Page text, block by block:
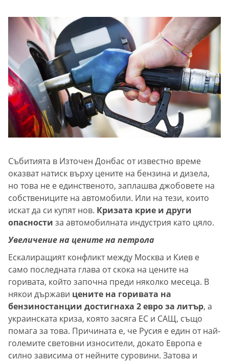
Събитията в Източен Донбас от известно време
оказват натиск върху цените на бензина и дизела,
но това не е единственото, заплашва джобовете на
собствениците на автомобили. Или на тези, които
искат да си купят нов. Кризата крие и други
опасности за автомобилната индустрия като цяло.
Увеличение на цените на петрола
Ескалиращият конфликт между Москва и Киев е
само последната глава от скока на цените на
горивата, който започна преди няколко месеца. В
някои държави цените на горивата на
бензиностанции достигнаха 2 евро за литър, а
украинската криза, която засяга ЕС и САЩ, също
помага за това. Причината е, че Русия е един от най-
големите световни износители, докато Европа е
силно зависима от нейните суровини. Затова и